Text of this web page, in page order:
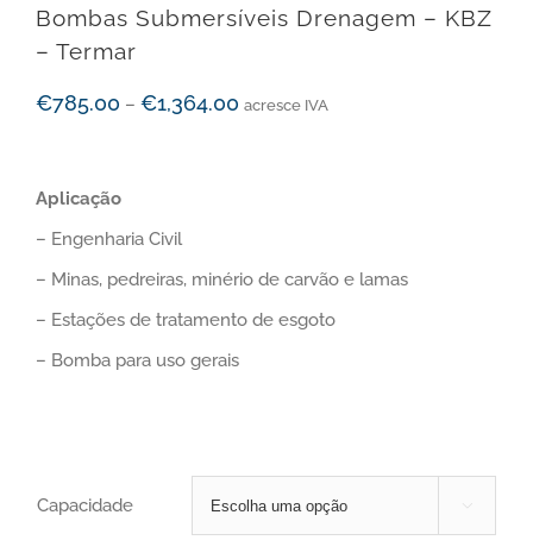
Bombas Submersíveis Drenagem – KBZ
– Termar
€785.00 – €1,364.00 acresce IVA
Aplicação
– Engenharia Civil
– Minas, pedreiras, minério de carvão e lamas
– Estações de tratamento de esgoto
– Bomba para uso gerais
Capacidade